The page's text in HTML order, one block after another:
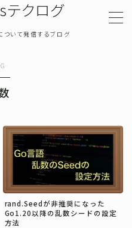
テクログ
ついて発信するブログ
rand.Seedが非推奨になった
Go1.20以降の乱数シードの設定
方法